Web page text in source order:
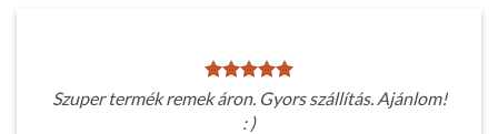
Szuper termék remek áron. Gyors szállítás. Ajánlom!
: )